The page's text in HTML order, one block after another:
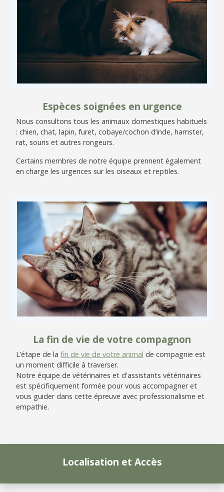
Espèces soignées en urgence
Nous consultons tous les animaux domestiques habituels
: chien, chat, lapin, furet, cobaye/cochon d’inde, hamster,
rat, souris et autres rongeurs.
Certains membres de notre équipe prennent également
en charge les urgences sur les oiseaux et reptiles.
La fin de vie de votre compagnon
L’étape de la fin de vie de votre animal de compagnie est
un moment difficile à traverser.
Notre équipe de vétérinaires et d'assistants vétérinaires
est spécifiquement formée pour vous accompagner et
vous guider dans cette épreuve avec professionalisme et
empathie.
Localisation et Accès